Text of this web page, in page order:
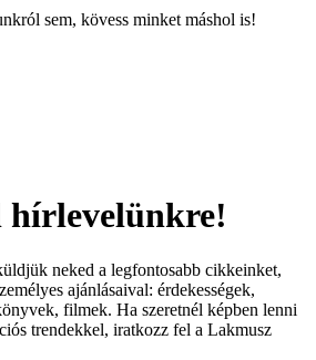
sem, kövess minket máshol is!
hírlevelünkre!
neked a legfontosabb cikkeinket,
ajánlásaival: érdekességek,
filmek. Ha szeretnél képben lenni
trendekkel, iratkozz fel a Lakmusz